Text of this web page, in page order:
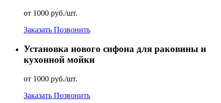
от 1000 руб./шт.
Заказать Позвонить
Установка нового сифона для раковины и
кухонной мойки
от 1000 руб./шт.
Заказать Позвонить